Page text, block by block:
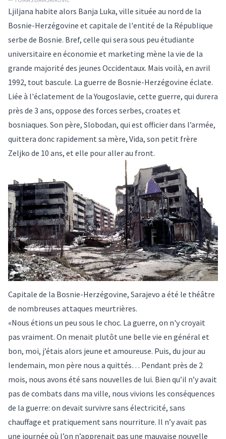
Ljiljana habite alors Banja Luka, ville située au nord de la
Bosnie-Herzégovine et capitale de l'entité de la République
serbe de Bosnie. Bref, celle qui sera sous peu étudiante
universitaire en économie et marketing mène la vie de la
grande majorité des jeunes Occidentaux. Mais voilà, en avril
1992, tout bascule. La guerre de Bosnie-Herzégovine éclate.
Liée à l'éclatement de la Yougoslavie, cette guerre, qui durera
près de 3 ans, oppose des forces serbes, croates et
bosniaques. Son père, Slobodan, qui est officier dans l’armée,
quittera donc rapidement sa mère, Vida, son petit frère
Zeljko de 10 ans, et elle pour aller au front.
Capitale de la Bosnie-Herzégovine, Sarajevo a été le théâtre
de nombreuses attaques meurtrières.
«Nous étions un peu sous le choc. La guerre, on n'y croyait
pas vraiment. On menait plutôt une belle vie en général et
bon, moi, j’étais alors jeune et amoureuse. Puis, du jour au
lendemain, mon père nous a quittés… Pendant près de 2
mois, nous avons été sans nouvelles de lui. Bien qu’il n’y avait
pas de combats dans ma ville, nous vivions les conséquences
de la guerre: on devait survivre sans électricité, sans
chauffage et pratiquement sans nourriture. Il n’y avait pas
une journée où l’on n’apprenait pas une mauvaise nouvelle